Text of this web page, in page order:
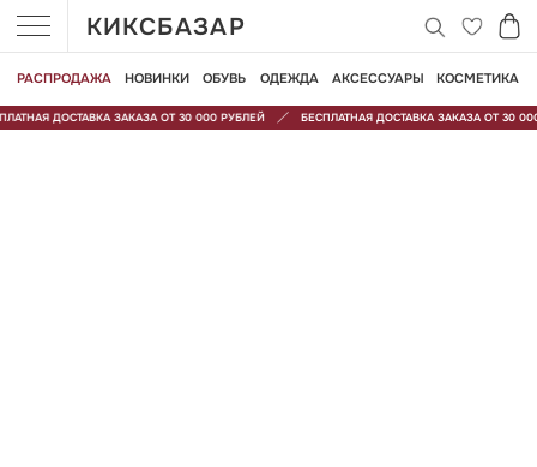
ДОСТАВКА ЗАКАЗА ОТ 30 000 РУБЛЕЙ БЕСПЛАТНАЯ ДОСТАВКА ЗАКАЗА ОТ 30
НОВИНКИ
РАСПРОДАЖА ОБУВЬ ОДЕЖДА АКСЕССУАРЫ КОСМЕТИКА
КИКСБАЗАР